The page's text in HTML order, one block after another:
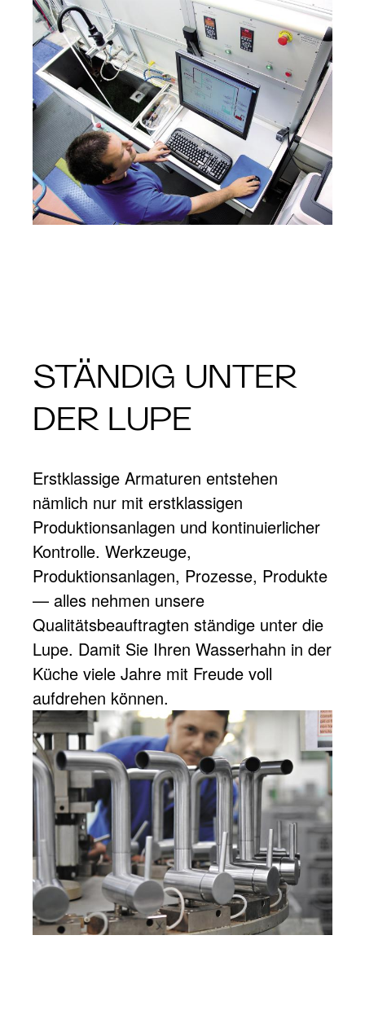
STÄNDIG UNTER
DER LUPE
Erstklassige Armaturen entstehen
nämlich nur mit erstklassigen
Produktionsanlagen und kontinuierlicher
Kontrolle. Werkzeuge,
Produktionsanlagen, Prozesse, Produkte
— alles nehmen unsere
Qualitätsbeauftragten ständige unter die
Lupe. Damit Sie Ihren Wasserhahn in der
Küche viele Jahre mit Freude voll
aufdrehen können.